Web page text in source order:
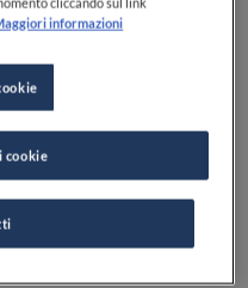
Italia
19:30-20:30
informazioni
cookie